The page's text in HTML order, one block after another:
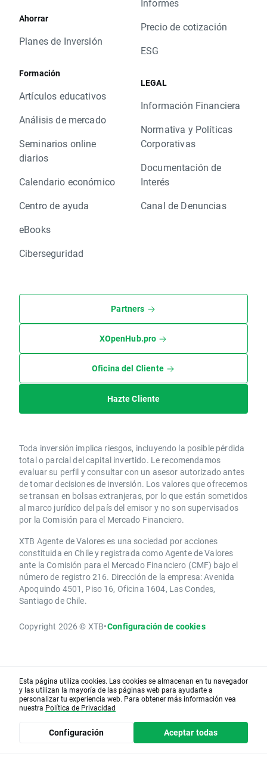
Ahorrar
Planes de Inversión
Formación
Artículos educativos
Análisis de mercado
Seminarios online
diarios
Calendario económico
Centro de ayuda
eBooks
Ciberseguridad
Informes
Precio de cotización
ESG
LEGAL
Información Financiera
Normativa y Políticas
Corporativas
Documentación de
Interés
Canal de Denuncias
Partners
XOpenHub.pro
Oficina del Cliente
Hazte Cliente
Toda inversión implica riesgos, incluyendo la posible pérdida
total o parcial del capital invertido. Le recomendamos
evaluar su perfil y consultar con un asesor autorizado antes
de tomar decisiones de inversión. Los valores que ofrecemos
se transan en bolsas extranjeras, por lo que están sometidos
al marco jurídico del país del emisor y no son supervisados
por la Comisión para el Mercado Financiero.
XTB Agente de Valores es una sociedad por acciones
constituida en Chile y registrada como Agente de Valores
ante la Comisión para el Mercado Financiero (CMF) bajo el
número de registro 216. Dirección de la empresa: Avenida
Apoquindo 4501, Piso 16, Oficina 1604, Las Condes,
Santiago de Chile.
Copyright 2026 © XTB•Configuración de cookies
Esta página utiliza cookies. Las cookies se almacenan en tu navegador
y las utilizan la mayoría de las páginas web para ayudarte a
personalizar tu experiencia web. Para obtener más información vea
nuestra Política de Privacidad
Configuración Aceptar todas